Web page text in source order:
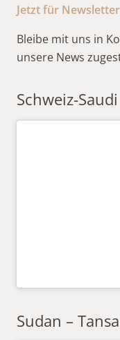
Jetzt für
Bleibe mit uns in
unsere News
Schweiz-
Sudan –